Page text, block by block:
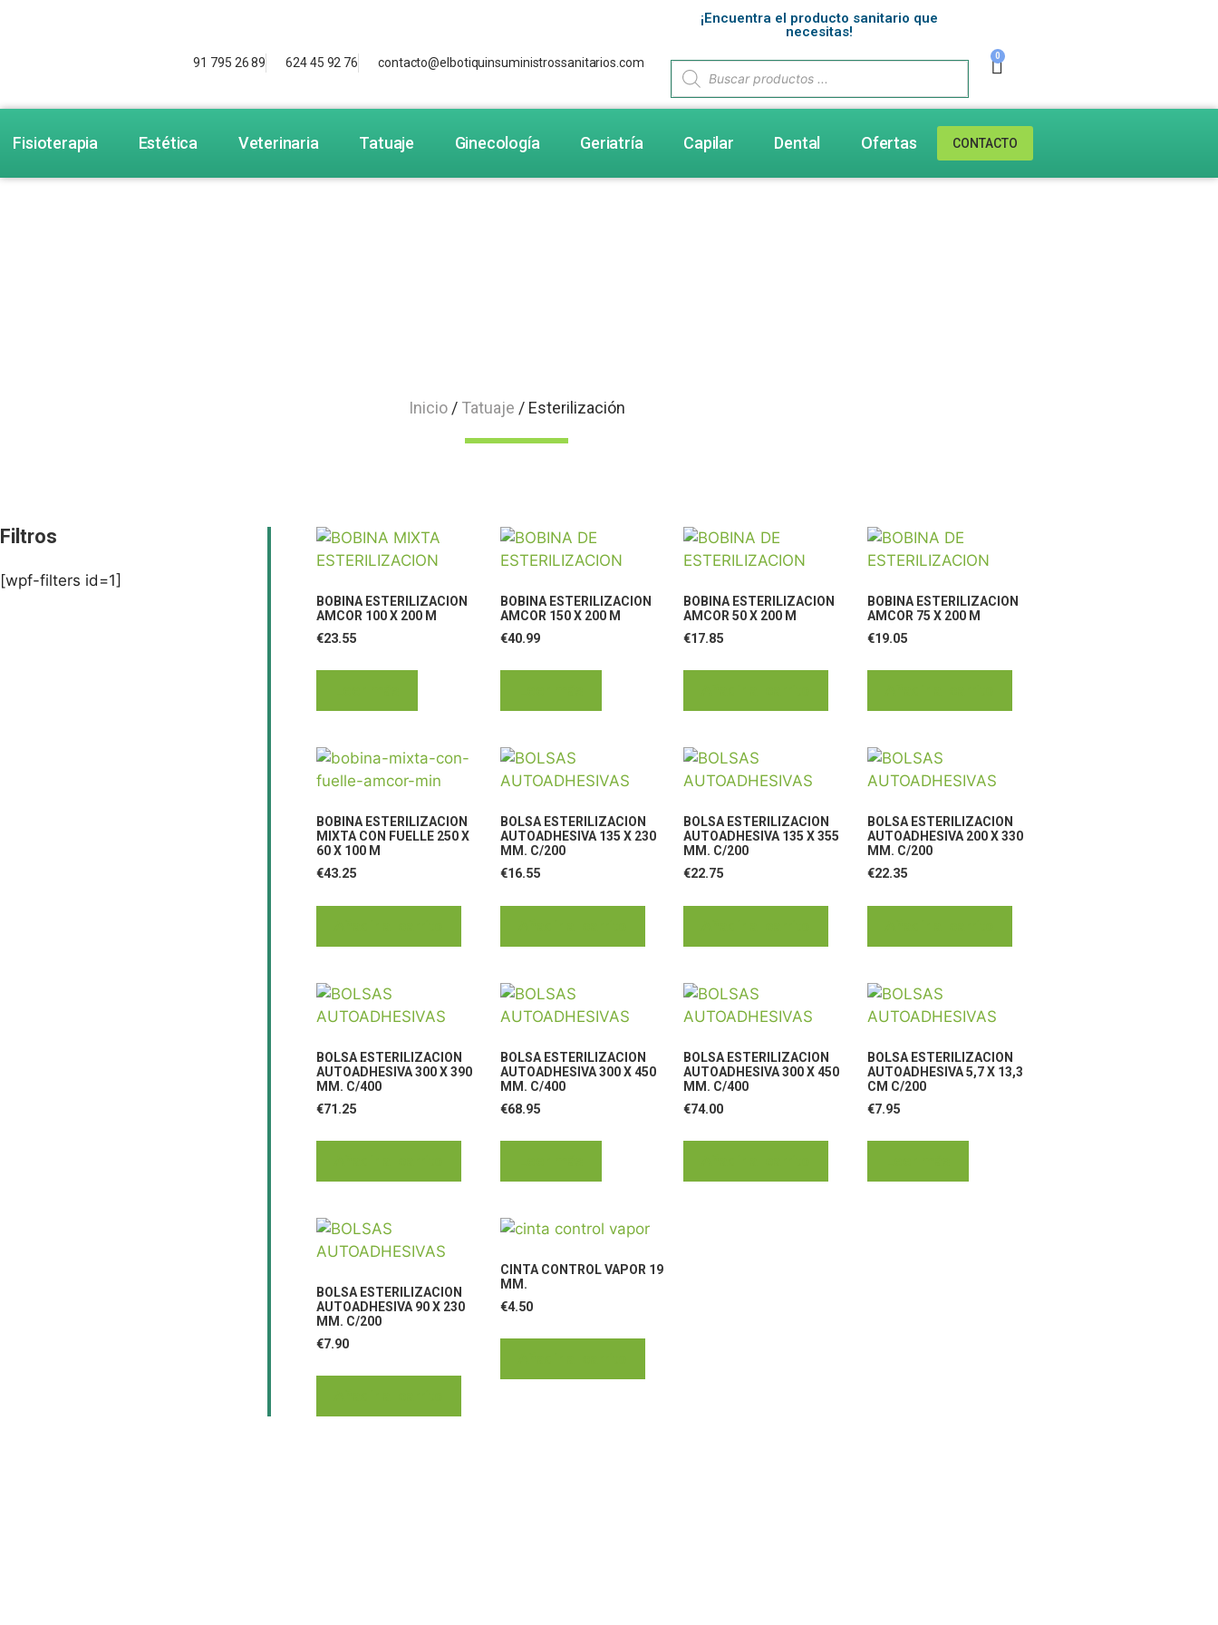
91 795 26 89 624 45 92 76 contacto@elbotiquinsuministrossanitarios.com
¡Encuentra el producto sanitario que
necesitas!
0
Fisioterapia Estética Veterinaria Tatuaje Ginecología Geriatría Capilar Dental Ofertas CONTACTO
Inicio/ Tatuaje / Esterilización
Filtros
[wpf-filters id=1]
BOBINA ESTERILIZACION
AMCOR 100 X 200 M
€23.55
BOBINA ESTERILIZACION
AMCOR 150 X 200 M
€40.99
BOBINA ESTERILIZACION
AMCOR 50 X 200 M
€17.85
BOBINA ESTERILIZACION
AMCOR 75 X 200 M
€19.05
BOBINA ESTERILIZACION
MIXTA CON FUELLE 250 X
60 X 100 M
€43.25
BOLSA ESTERILIZACION
AUTOADHESIVA 135 X 230
MM. C/200
€16.55
BOLSA ESTERILIZACION
AUTOADHESIVA 135 X 355
MM. C/200
€22.75
BOLSA ESTERILIZACION
AUTOADHESIVA 200 X 330
MM. C/200
€22.35
BOLSA ESTERILIZACION
AUTOADHESIVA 300 X 390
MM. C/400
€71.25
BOLSA ESTERILIZACION
AUTOADHESIVA 300 X 450
MM. C/400
€68.95
BOLSA ESTERILIZACION
AUTOADHESIVA 300 X 450
MM. C/400
€74.00
BOLSA ESTERILIZACION
AUTOADHESIVA 5,7 X 13,3
CM C/200
€7.95
BOLSA ESTERILIZACION
AUTOADHESIVA 90 X 230
MM. C/200
€7.90
CINTA CONTROL VAPOR 19
MM.
€4.50